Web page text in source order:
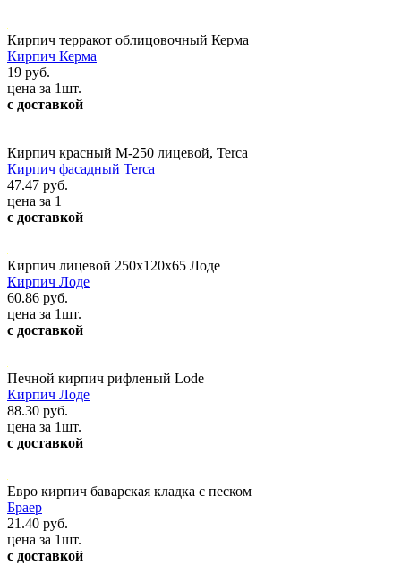
Кирпич терракот облицовочный Керма
Кирпич Керма
19 руб.
цена за 1шт.
с доставкой
Кирпич красный М-250 лицевой, Terca
Кирпич фасадный Terca
47.47 руб.
цена за 1
с доставкой
Кирпич лицевой 250x120x65 Лоде
Кирпич Лоде
60.86 руб.
цена за 1шт.
с доставкой
Печной кирпич рифленый Lode
Кирпич Лоде
88.30 руб.
цена за 1шт.
с доставкой
Евро кирпич баварская кладка с песком
Браер
21.40 руб.
цена за 1шт.
с доставкой